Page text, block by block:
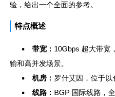
验，给出一个全面的参考。
特点概述
带宽： 10Gbps 超大带宽
输和高并发场景。
机房： 罗什艾因，位于以
线路： BGP 国际线路，